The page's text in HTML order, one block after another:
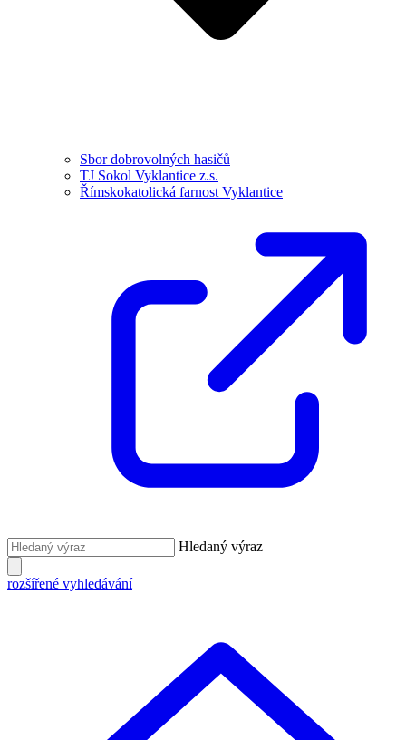
Sbor dobrovolných hasičů
TJ Sokol Vyklantice z.s.
Římskokatolická farnost Vyklantice
Hledaný výraz
rozšířené vyhledávání